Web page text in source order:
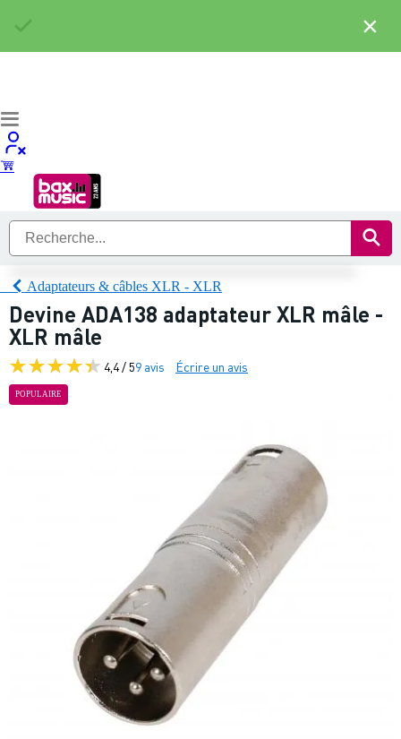
Adaptateurs & câbles XLR - XLR
Devine ADA138 adaptateur XLR mâle -
XLR mâle
4,4 / 59 avis Écrire un avis
POPULAIRE
×